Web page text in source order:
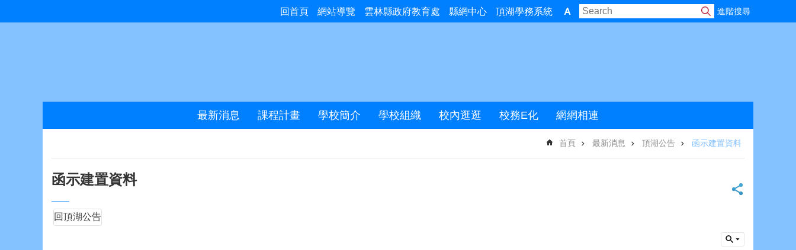
回首頁 網站導覽 雲林縣政府教育處 縣網中心 頂湖學務系統 進階搜尋
最新消息 課程計畫 學校簡介 學校組織 校內逛逛 校務E化 網網相連
首頁 最新消息 頂湖公告 函示建置資料
函示建置資料
回頂湖公告